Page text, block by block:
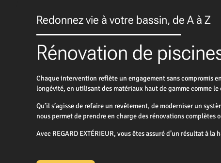
Redonnez vie à votre bassin, de A à Z
Rénovation de
Chaque intervention reflète un engagement sans compromis
longévité, en utilisant des matériaux haut de gamme comme
Qu’il s’agisse de refaire un revêtement, de moderniser un
nous permet de prendre en charge des rénovations
Avec REGARD EXTÉRIEUR, vous êtes assuré d’un résultat à